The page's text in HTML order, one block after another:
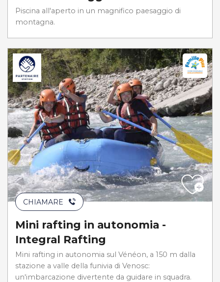
Piscina all'aperto in un magnifico paesaggio di
montagna.
CHIAMARE
Mini rafting in autonomia -
Integral Rafting
Mini rafting in autonomia sul Vénéon, a 150 m dalla
stazione a valle della funivia di Venosc:
un'imbarcazione divertente da guidare in squadra.